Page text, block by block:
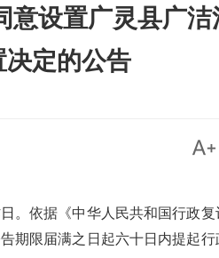
意设置广灵县广洁
定的公告

。 依据《中华人民共和国行政
期限届满之日起六十日内提起